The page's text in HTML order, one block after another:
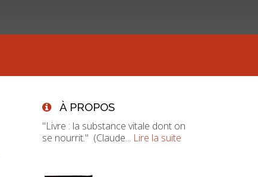
À PROPOS
"Livre : la substance vitale dont on
se nourrit." (Claude... Lire la suite